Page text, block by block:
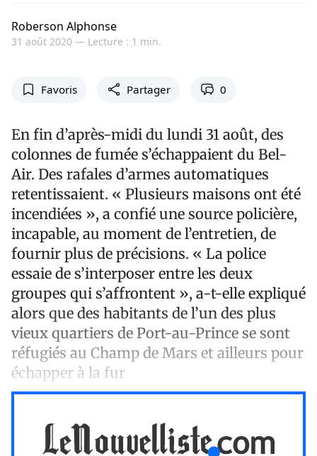
Roberson Alphonse
31 août 2020 — Lecture : 1 min.
Favoris Partager 0
En fin d’après-midi du lundi 31 août, des
colonnes de fumée s’échappaient du Bel-
Air. Des rafales d’armes automatiques
retentissaient. « Plusieurs maisons ont été
incendiées », a confié une source policière,
incapable, au moment de l’entretien, de
fournir plus de précisions. « La police
essaie de s’interposer entre les deux
groupes qui s’affrontent », a-t-elle expliqué
alors que des habitants de l’un des plus
vieux quartiers de Port-au-Prince se sont
réfugiés au Champ de Mars et ailleurs pour
échapper à la fur